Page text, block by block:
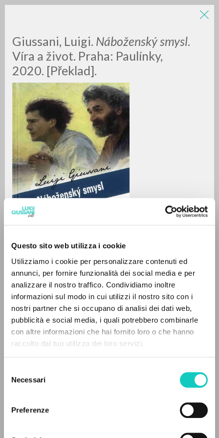
Questo sito web utilizza i cookie
Utilizziamo i cookie per personalizzare contenuti ed
annunci, per fornire funzionalità dei social media e per
analizzare il nostro traffico. Condividiamo inoltre
informazioni sul modo in cui utilizzi il nostro sito con i
nostri partner che si occupano di analisi dei dati web,
pubblicità e social media, i quali potrebbero combinarle
con altre informazioni che hai fornito loro o che hanno
raccolto dal tuo utilizzo dei loro servizi.
delNecessari
Preferenze
Giussani, Luigi. Náboženský smysl.
Víra a život. Praha: Paulínky,
2020. [Překlad].
Giussani Luigi Autor
Pavlík VítězslavTraductor
Paulínky
Checo
2020
Páginas: 282
ÚLTIMA ACTUALIZACIÓN
LEE EL FULL TEXT EN LA EDICIÓN
LUIGI
GIUSSANI
BÚSQUEDA AVANZADA »
0DOCUMENTOS ENCONTRADOS
RESULTADOS SUCESIVOS